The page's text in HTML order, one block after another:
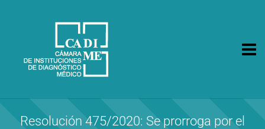
CA.DI.ME.
Cámara de Instituciones de Diagnóstico Médico
Resolución 475/2020: Se prorroga por el